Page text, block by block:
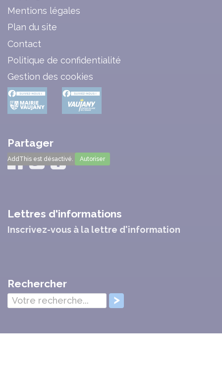
Mentions légales
Plan du site
Contact
Politique de confidentialité
Gestion des cookies
Partager
AddThis est désactivé. Autoriser
Lettres d'informations
Inscrivez-vous à la lettre d'information
Rechercher